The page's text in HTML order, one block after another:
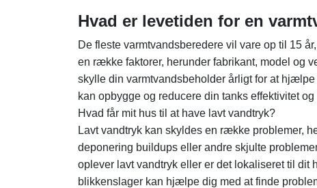
Hvad er levetiden for en
De fleste varmtvandsberedere vil vare op til 15
en række faktorer, herunder fabrikant, model og
skylle din varmtvandsbeholder årligt for at
kan opbygge og reducere din tanks effektivitet og
Hvad får mit hus til at have lavt vandtryk?
Lavt vandtryk kan skyldes en række problemer,
deponering buildups eller andre skjulte
oplever lavt vandtryk eller er det lokaliseret til dit
blikkenslager kan hjælpe dig med at finde